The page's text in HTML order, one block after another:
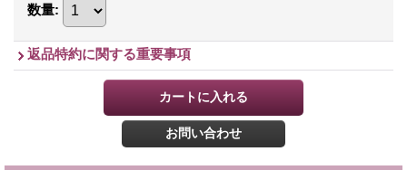
数量:
返品特約に関する重要事項